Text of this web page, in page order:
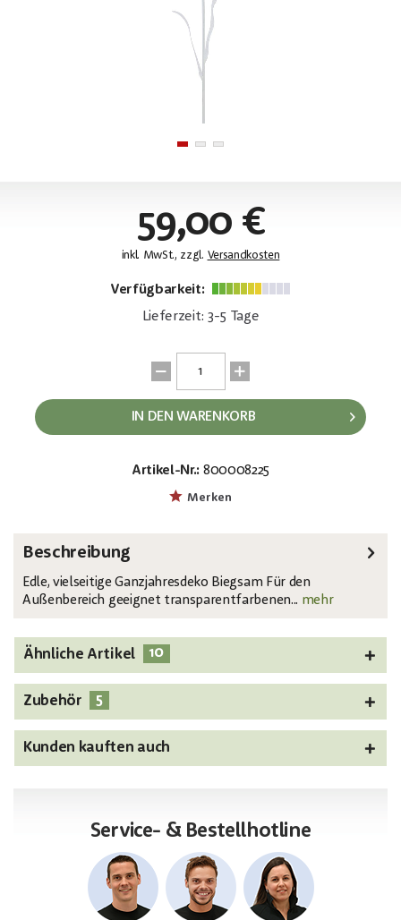
59,00 €
inkl. MwSt., zzgl. Versandkosten
Verfügbarkeit:
Lieferzeit: 3-5 Tage
IN DEN WARENKORB
Artikel-Nr.: 800008225
Merken
Beschreibung
Edle, vielseitige Ganzjahresdeko Biegsam Für den
Außenbereich geeignet transparentfarbenen... mehr
Ähnliche Artikel 10
Zubehör 5
Kunden kauften auch
Service- & Bestellhotline